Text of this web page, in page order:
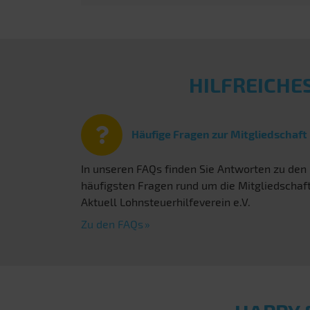
Häufige Fragen zur Mitgliedschaft
In unseren FAQs finden Sie Antworten zu den
häufigsten Fragen rund um die
Aktuell Lohnsteuerhilfeverein e.V.
Zu den FAQs